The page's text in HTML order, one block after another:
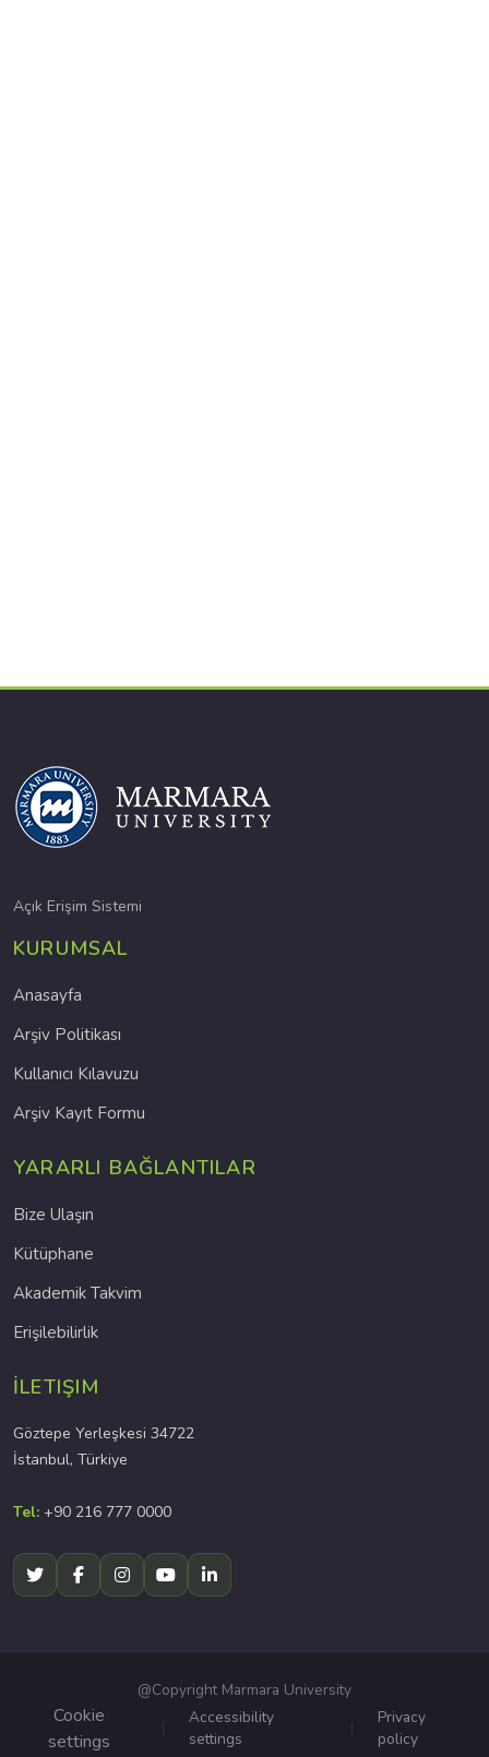
Açık Erişim Sistemi
KURUMSAL
Anasayfa
Arşiv Politikası
Kullanıcı Kılavuzu
Arşiv Kayıt Formu
YARARLI BAĞLANTILAR
Bize Ulaşın
Kütüphane
Akademik Takvim
Erişilebilirlik
İLETIŞIM
Göztepe Yerleşkesi 34722
İstanbul, Türkiye
Tel: +90 216 777 0000
@Copyright Marmara University
Cookie
settings
Accessibility
settings
Privacy
policy